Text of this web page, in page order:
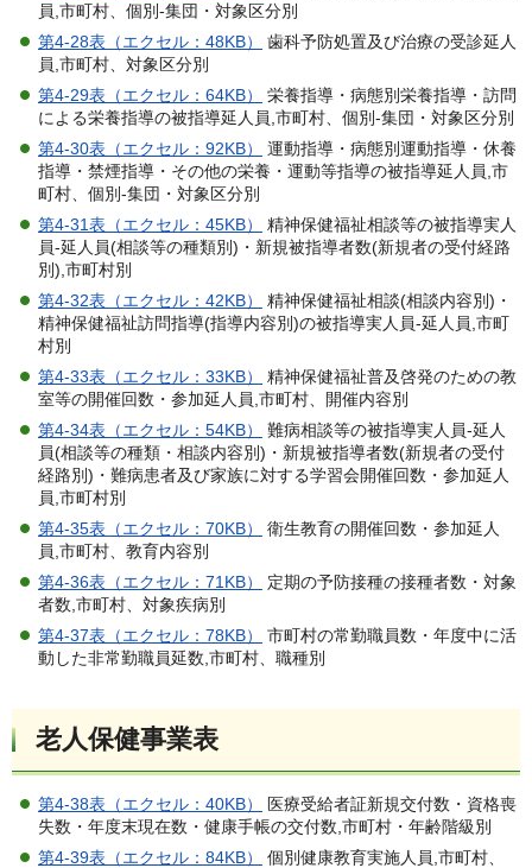
員,市町村、個別-集団・対象区分別
第4-28表（エクセル：48KB）
歯科予防処置及び治療の受診延人
員,市町村、対象区分別
第4-29表（エクセル：64KB）
栄養指導・病態別栄養指導・訪問
による栄養指導の被指導延人員,市町村、個別-集団・対象区分別
第4-30表（エクセル：92KB）
運動指導・病態別運動指導・休養
指導・禁煙指導・その他の栄養・運動等指導の被指導延人員,市
町村、個別-集団・対象区分別
第4-31表（エクセル：45KB）
精神保健福祉相談等の被指導実人
員-延人員(相談等の種類別)・新規被指導者数(新規者の受付経路
別),市町村別
第4-32表（エクセル：42KB）
精神保健福祉相談(相談内容別)・
精神保健福祉訪問指導(指導内容別)の被指導実人員-延人員,市町
村別
第4-33表（エクセル：33KB）
精神保健福祉普及啓発のための教
室等の開催回数・参加延人員,市町村、開催内容別
第4-34表（エクセル：54KB）
難病相談等の被指導実人員-延人
員(相談等の種類・相談内容別)・新規被指導者数(新規者の受付
経路別)・難病患者及び家族に対する学習会開催回数・参加延人
員,市町村別
第4-35表（エクセル：70KB）
衛生教育の開催回数・参加延人
員,市町村、教育内容別
第4-36表（エクセル：71KB）
定期の予防接種の接種者数・対象
者数,市町村、対象疾病別
第4-37表（エクセル：78KB）
市町村の常勤職員数・年度中に活
動した非常勤職員延数,市町村、職種別
老人保健事業表
第4-38表（エクセル：40KB）
医療受給者証新規交付数・資格喪
失数・年度末現在数・健康手帳の交付数,市町村・年齢階級別
第4-39表（エクセル：84KB）
個別健康教育実施人員,市町村、